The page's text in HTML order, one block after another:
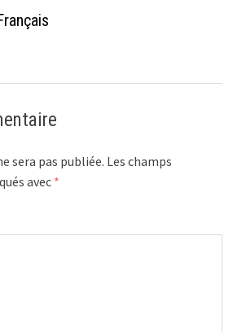
sera pas publiée. Les champs
avec *